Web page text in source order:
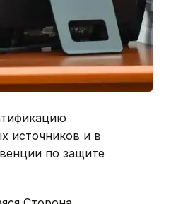
источников и в
по защите